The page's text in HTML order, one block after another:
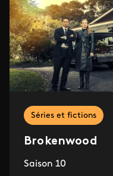
Séries et fictions
Brokenwood
Saison 10